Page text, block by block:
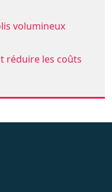
volumineux
réduire les coûts